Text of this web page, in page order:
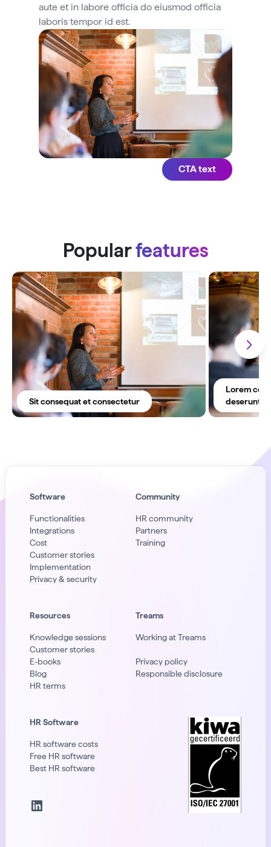
aute et in labore officia do eiusmod officia
laboris tempor id est.
CTA text
Popularfeatures
Sit consequat et consectetur
Lorem
deserunt
Software
Functionalities
Integrations
Cost
Customer stories
Implementation
Privacy & security
Community
HR community
Partners
Training
Resources
Knowledge sessions
Customer stories
E-books
Blog
HR terms
Treams
Working at Treams
Privacy policy
Responsible disclosure
HR Software
HR software costs
Free HR software
Best HR software
LinkedIn